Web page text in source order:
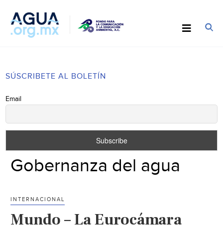
SÚSCRIBETE AL BOLETÍN
Email
Gobernanza del agua
INTERNACIONAL
Mundo – La Eurocámara